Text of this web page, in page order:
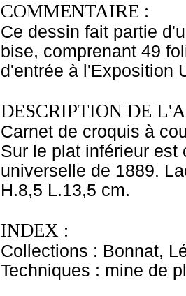
COMMENTAIRE :
Ce dessin fait partie
bise, comprenant 49
d'entrée à l'Exposition
DESCRIPTION DE
Carnet de croquis à
Sur le plat inférieur
universelle de 1889.
H.8,5 L.13,5 cm.
INDEX :
Collections : Bonnat,
Techniques : mine de